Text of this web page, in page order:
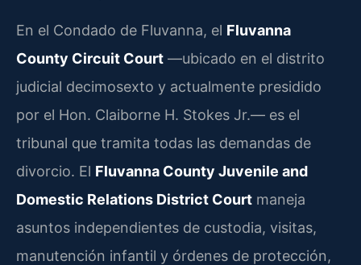
En el Condado de Fluvanna, el Fluvanna
County Circuit Court —ubicado en el distrito
judicial decimosexto y actualmente presidido
por el Hon. Claiborne H. Stokes Jr.— es el
tribunal que tramita todas las demandas de
divorcio. El Fluvanna County Juvenile and
Domestic Relations District Court maneja
asuntos independientes de custodia, visitas,
manutención infantil y órdenes de protección,